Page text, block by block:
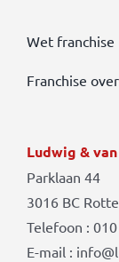
Wet franchise
Franchise
Ludwig &
Parklaan 44
3016 BC
Telefoon :
E-mail :